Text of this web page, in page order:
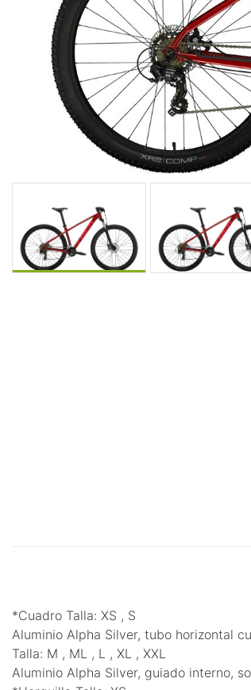
*Cuadro Talla: XS , S
Aluminio Alpha Silver, tubo horizontal
Talla: M , ML , L , XL , XXL
Aluminio Alpha Silver, guiado interno,